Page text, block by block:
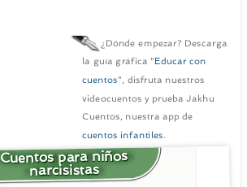
¿Dónde empezar? Descarga
la guía gráfica "Educar con
cuentos", disfruta nuestros
videocuentos y prueba Jakhu
Cuentos, nuestra app de
cuentos infantiles
Cuentos para niños
narcisistas